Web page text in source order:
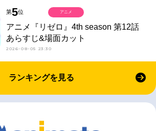
第5位
アニメ『リゼロ』4th season 第12話
あらすじ&場面カット
2026-08-05 23:30
アニメ
ランキングを見る